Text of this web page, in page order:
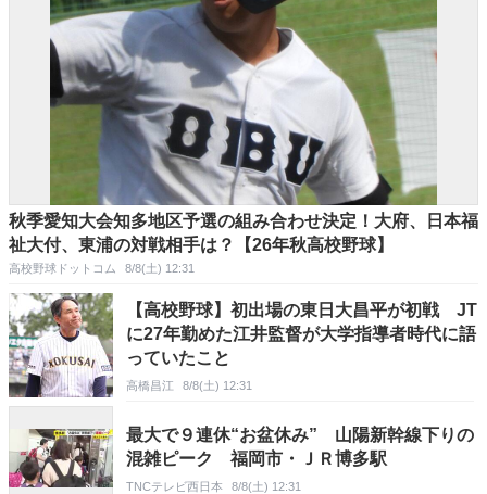
秋季愛知大会知多地区予選の組み合わせ決定！大府、日本福
祉大付、東浦の対戦相手は？【26年秋高校野球】
高校野球ドットコム 8/8(土) 12:31
【高校野球】初出場の東日大昌平が初戦 JT
に27年勤めた江井監督が大学指導者時代に語
っていたこと
高橋昌江 8/8(土) 12:31
最大で９連休“お盆休み” 山陽新幹線下りの
混雑ピーク 福岡市・ＪＲ博多駅
TNCテレビ西日本 8/8(土) 12:31